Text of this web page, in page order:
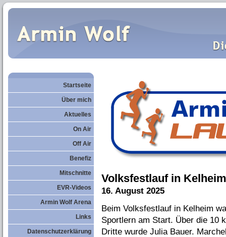
Startseite
Über mich
Aktuelles
On Air
Off Air
Benefiz
Mitschnitte
EVR-Videos
Armin Wolf Arena
Links
Datenschutzerklärung
Volksfestlauf in Kelheim
16. August 2025
Beim Volksfestlauf in Kelheim
Sportlern am Start. Über die 10
Dritte wurde Julia Bauer.